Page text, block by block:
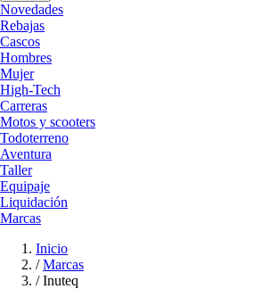
Novedades
Rebajas
Cascos
Hombres
Mujer
High-Tech
Carreras
Motos y scooters
Todoterreno
Aventura
Taller
Equipaje
Liquidación
Marcas
Inicio
/ Marcas
/ Inuteq